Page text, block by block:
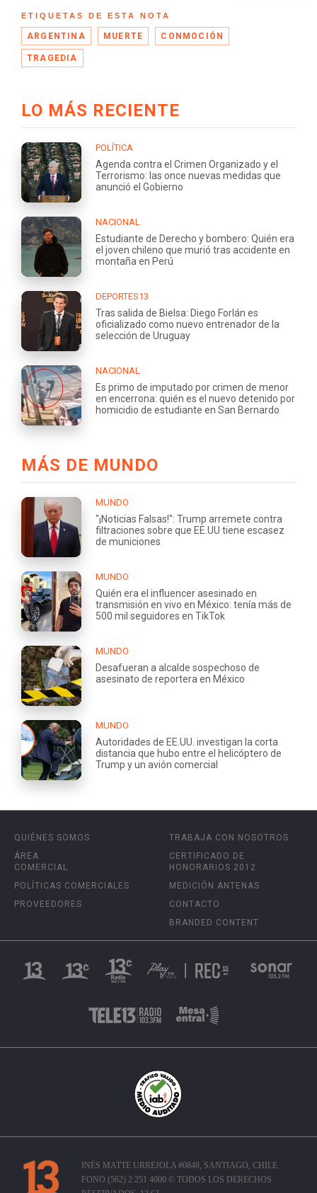
ETIQUETAS DE ESTA NOTA
ARGENTINA MUERTE CONMOCIÓN
TRAGEDIA
LO MÁS RECIENTE
POLÍTICA
Agenda contra el Crimen Organizado y el
Terrorismo: las once nuevas medidas que
anunció el Gobierno
NACIONAL
Estudiante de Derecho y bombero: Quién era
el joven chileno que murió tras accidente en
montaña en Perú
DEPORTES13
Tras salida de Bielsa: Diego Forlán es
oficializado como nuevo entrenador de la
selección de Uruguay
NACIONAL
Es primo de imputado por crimen de menor
en encerrona: quién es el nuevo detenido por
homicidio de estudiante en San Bernardo
MÁS DE MUNDO
MUNDO
"¡Noticias Falsas!": Trump arremete contra
filtraciones sobre que EE.UU tiene escasez
de municiones
MUNDO
Quién era el influencer asesinado en
transmisión en vivo en México: tenía más de
500 mil seguidores en TikTok
MUNDO
Desafueran a alcalde sospechoso de
asesinato de reportera en México
MUNDO
Autoridades de EE.UU. investigan la corta
distancia que hubo entre el helicóptero de
Trump y un avión comercial
QUIÉNES SOMOS
ÁREA
COMERCIAL
POLÍTICAS COMERCIALES
PROVEEDORES
TRABAJA CON NOSOTROS
CERTIFICADO DE
HONORARIOS 2012
MEDICIÓN ANTENAS
CONTACTO
BRANDED CONTENT
INÉS MATTE URREJOLA #0848, SANTIAGO, CHILE
FONO (562) 2 251 4000 © TODOS LOS DERECHOS